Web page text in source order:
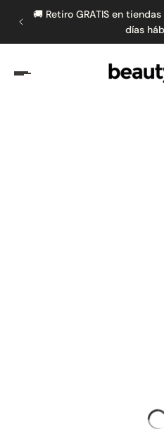
al contenido
🚚 Retiro GRATIS en
días